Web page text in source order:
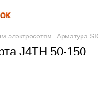
электросетям Арматура
J4TH 50-150